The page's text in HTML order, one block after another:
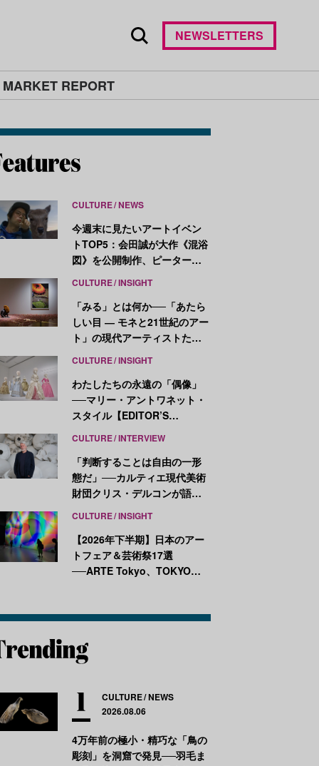
REPORT
NEWSLETTERS
CULTURE NEWS
今週末に見たいアートイベン
トTOP5：会田誠が大作《混浴
図》を公開制作、ピーター・
CULTURE INSIGHT
「みる」とは何か──「あたら
しい目 ― モネと21世紀のアー
ト」の現代アーティストたち
CULTURE INSIGHT
わたしたちの永遠の「偶像」
──マリー・アントワネット・
スタイル【EDITOR’S
CULTURE INTERVIEW
「判断することは自由の一形
態だ」──カルティエ現代美術
財団クリス・デルコンが語
CULTURE INSIGHT
【2026年下半期】日本のアー
トフェア＆芸術祭17選
──ARTE Tokyo、TOKYO
CULTURE NEWS
2026.08.06
4万年前の極小・精巧な「鳥の
彫刻」を洞窟で発見──羽毛ま